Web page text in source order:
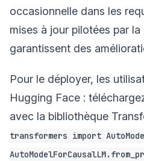
occasionnelle dans les
mises à jour pilotées par
garantissent des
Pour le déployer, les
Hugging Face :
avec la bibliothèque
transformers import